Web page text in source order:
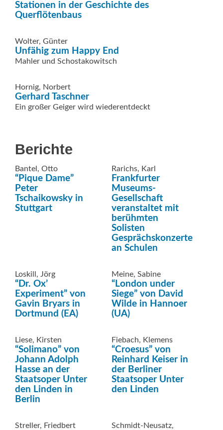
Stationen in der Geschichte des
Querflötenbaus
Wolter, Günter
Unfähig zum Happy End
Mahler und Schostakowitsch
Hornig, Norbert
Gerhard Taschner
Ein großer Geiger wird wiederentdeckt
Berichte
Bantel, Otto
“Pique Dame”
Peter
Tschaikowsky in
Stuttgart
Rarichs, Karl
Frankfurter
Museums-
Gesellschaft
veranstaltet mit
berühmten
Solisten
Gesprächskonzerte
an Schulen
Loskill, Jörg
“Dr. Ox’
Experiment” von
Gavin Bryars in
Dortmund (EA)
Meine, Sabine
“London under
Siege” von David
Wilde in Hannoer
(UA)
Liese, Kirsten
“Solimano” von
Johann Adolph
Hasse an der
Staatsoper Unter
den Linden in
Berlin
Fiebach, Klemens
“Croesus” von
Reinhard Keiser in
der Berliner
Staatsoper Unter
den Linden
Streller, Friedbert
Schmidt-Neusatz,